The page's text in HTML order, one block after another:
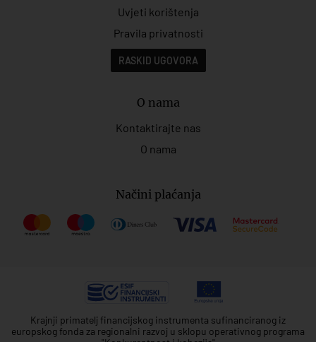
Uvjeti korištenja
Pravila privatnosti
RASKID UGOVORA
O nama
Kontaktirajte nas
O nama
Načini plaćanja
Krajnji primatelj financijskog instrumenta sufinanciranog iz
europskog fonda za regionalni razvoj u sklopu operativnog programa